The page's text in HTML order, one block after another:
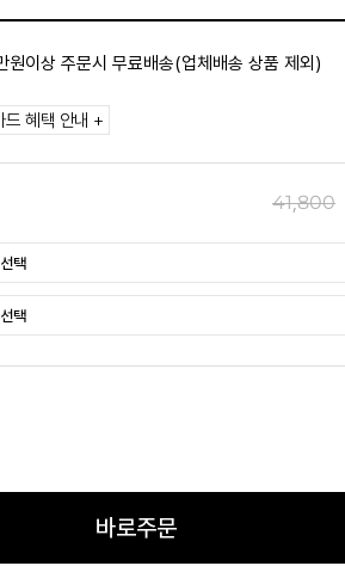
원이상 주문시 무료배송(업체배송 상품 제외)
드 혜택 안내 +
41,800
바로주문